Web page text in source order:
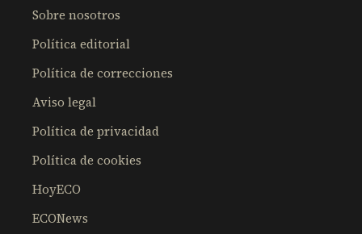
Sobre nosotros
Política editorial
Política de correcciones
Aviso legal
Política de privacidad
Política de cookies
HoyECO
ECONews